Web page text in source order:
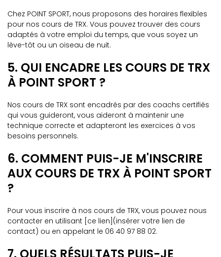
Chez POINT SPORT, nous proposons des horaires flexibles
pour nos cours de TRX. Vous pouvez trouver des cours
adaptés à votre emploi du temps, que vous soyez un
lève-tôt ou un oiseau de nuit.
5. QUI ENCADRE LES COURS DE TRX
À POINT SPORT ?
Nos cours de TRX sont encadrés par des coachs certifiés
qui vous guideront, vous aideront à maintenir une
technique correcte et adapteront les exercices à vos
besoins personnels.
6. COMMENT PUIS-JE M'INSCRIRE
AUX COURS DE TRX À POINT SPORT
?
Pour vous inscrire à nos cours de TRX, vous pouvez nous
contacter en utilisant [ce lien](insérer votre lien de
contact) ou en appelant le 06 40 97 88 02.